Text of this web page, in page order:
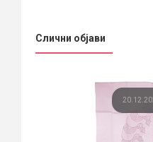
Слични објави